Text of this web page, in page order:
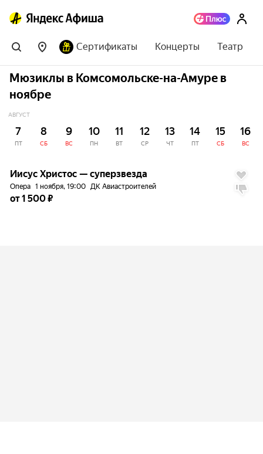
Сертификаты Концерты Театр
Мюзиклы в Комсомольске-на-Амуре в
ноябре
АВГУСТ
7
ПТ
8
СБ
9
ВС
10
ПН
11
ВТ
12
СР
13
ЧТ
14
ПТ
15
СБ
16
ВС
7.5
Иисус Христос — суперзвезда
Опера 1 ноября, 19:00 ДК Авиастроителей
от 1 500 ₽